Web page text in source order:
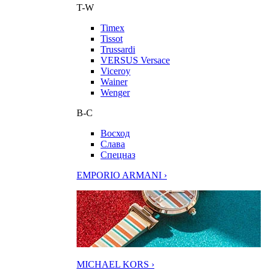
T-W
Timex
Tissot
Trussardi
VERSUS Versace
Viceroy
Wainer
Wenger
В-С
Восход
Слава
Спецназ
EMPORIO ARMANI ›
MICHAEL KORS ›